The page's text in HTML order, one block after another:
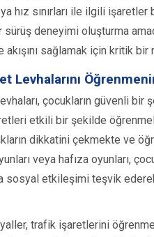
hız sınırları ile ilgili
deneyimi oluşturma
sağlamak için kritik bir
Levhalarını
çocukların güvenli
etkili bir şekilde
dikkatini çekmekte ve
veya hafıza oyunları,
sosyal etkileşimi teşvik
trafik işaretlerini